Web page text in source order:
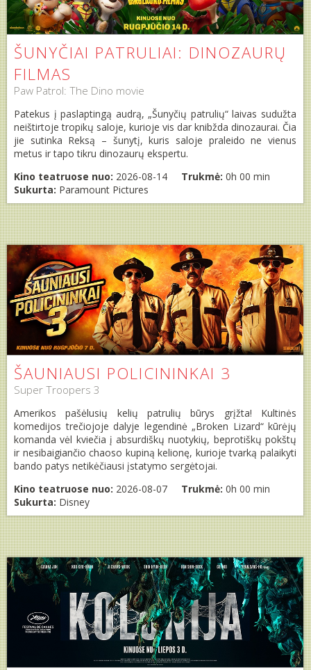
ŠUNYČIAI PATRULIAI: DINOZAURŲ
FILMAS
Paw Patrol: The Dino movie
Patekus į paslaptingą audrą, „Šunyčių patrulių“ laivas sudužta
neištirtoje tropikų saloje, kurioje vis dar knibžda dinozaurai. Čia
jie sutinka Reksą – šunytį, kuris saloje praleido ne vienus
metus ir tapo tikru dinozaurų ekspertu.
Kino teatruose nuo: 2026-08-14 Trukmė: 0h 00 min
Sukurta: Paramount Pictures
ŠAUNIAUSI POLICININKAI 3
Super Troopers 3
Amerikos pašėlusių kelių patrulių būrys grįžta! Kultinės
komedijos trečiojoje dalyje legendinė „Broken Lizard“ kūrėjų
komanda vėl kviečia į absurdiškų nuotykių, beprotiškų pokštų
ir nesibaigiančio chaoso kupiną kelionę, kurioje tvarką palaikyti
bando patys netikėčiausi įstatymo sergėtojai.
Kino teatruose nuo: 2026-08-07 Trukmė: 0h 00 min
Sukurta: Disney